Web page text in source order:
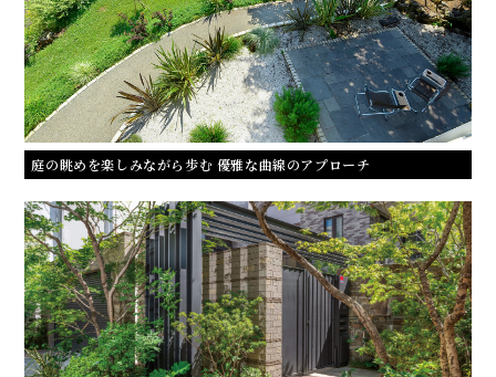
庭の眺めを楽しみながら歩む 優雅な曲線のアプローチ